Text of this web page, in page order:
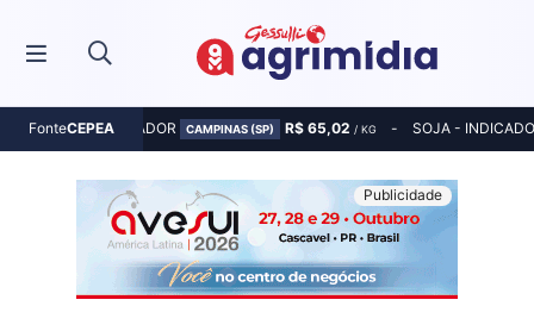
FonteCEPEA
MILHO - INDICADOR CAMPINAS (SP) R$ 65,02 / KG SOJA -